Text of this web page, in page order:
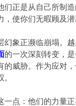
们正是从自己所制
，使你们无暇顾及
幻象正濒临崩塌。
的一次深刻转变，
的威胁。作为应对
一点：他们的力量